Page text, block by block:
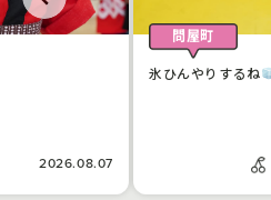
2026.08.07
問屋町
氷ひんやりするね